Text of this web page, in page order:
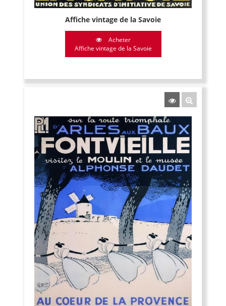
Affiche vintage de la Savoie
Acheter
Affiche vintage de la Savoie